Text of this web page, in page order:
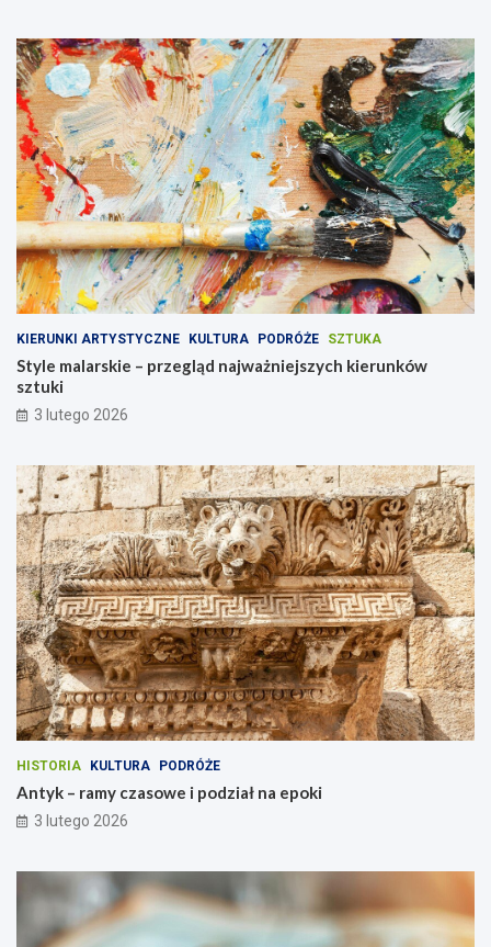
KIERUNKI ARTYSTYCZNE KULTURA PODRÓŻE SZTUKA
Style malarskie – przegląd najważniejszych kierunków
sztuki
3 lutego 2026
HISTORIA KULTURA PODRÓŻE
Antyk – ramy czasowe i podział na epoki
3 lutego 2026